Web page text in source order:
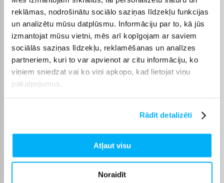
reklāmas, nodrošinātu sociālo saziņas līdzekļu funkcijas
un analizētu mūsu datplūsmu. Informāciju par to, kā jūs
izmantojat mūsu vietni, mēs arī kopīgojam ar saviem
sociālās saziņas līdzekļu, reklamēšanas un analīzes
partneriem, kuri to var apvienot ar citu informāciju, ko
viņiem sniedzat vai ko viņi apkopo, kad lietojat viņu
pakalpojumus.
Rādīt detalizēti
Atļaut visu
Noraidīt
Raksturlielumi
Ražotājs GONHER GUNS
Rotaļlieta ir sertificēta un
atbilst Eiropas Savienības
un importētāju
Tie ir norādīti uz
iepakojuma.
Produkta kategorija Ieroči